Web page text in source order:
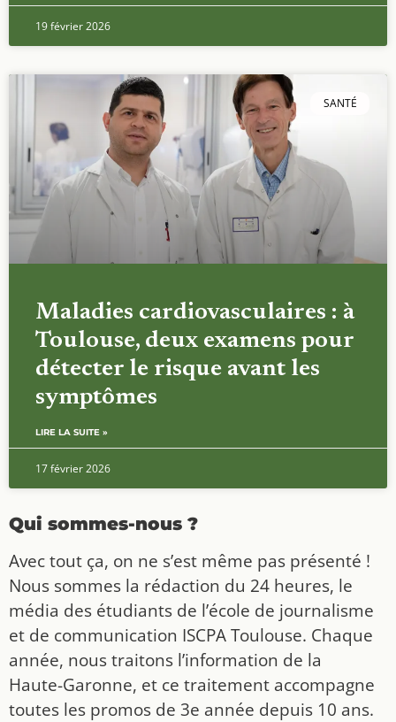
19 février 2026
SANTÉ
Maladies cardiovasculaires : à
Toulouse, deux examens pour
détecter le risque avant les
symptômes
LIRE LA SUITE »
17 février 2026
Qui sommes-nous ?
Avec tout ça, on ne s’est même pas présenté !
Nous sommes la rédaction du 24 heures, le
média des étudiants de l’école de journalisme
et de communication ISCPA Toulouse. Chaque
année, nous traitons l’information de la
Haute-Garonne, et ce traitement accompagne
toutes les promos de 3e année depuis 10 ans.